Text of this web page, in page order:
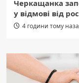
Черкащанка
у відмові від
4 години тому